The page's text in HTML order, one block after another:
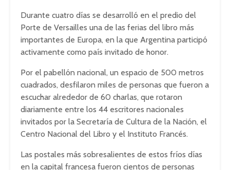
Durante cuatro días se desarrolló en el predio del
Porte de Versailles una de las ferias del libro más
importantes de Europa, en la que Argentina participó
activamente como paí­s invitado de honor.
Por el pabellón nacional, un espacio de 500 metros
cuadrados, desfilaron miles de personas que fueron a
escuchar alrededor de 60 charlas, que rotaron
diariamente entre los 44 escritores nacionales
invitados por la Secretaría de Cultura de la Nación, el
Centro Nacional del Libro y el Instituto Francés.
Las postales más sobresalientes de estos fríos días
en la capital francesa fueron cientos de personas